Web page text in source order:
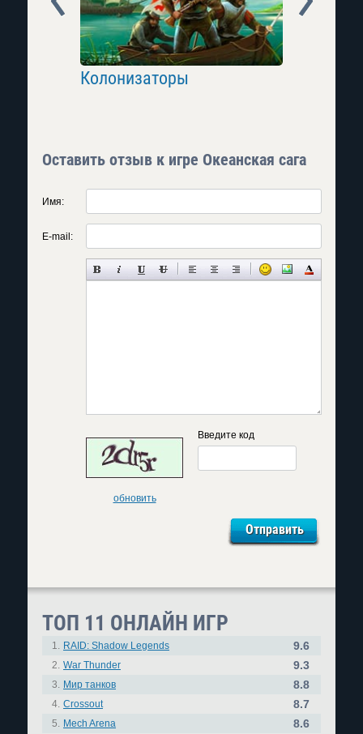
Колонизаторы
Оставить отзыв к игре Океанская сага
Имя:
E-mail:
обновить
Введите код
ТОП 11 ОНЛАЙН ИГР
1. RAID: Shadow Legends 9.6
2. War Thunder 9.3
3. Мир танков 8.8
4. Crossout 8.7
5. Mech Arena 8.6